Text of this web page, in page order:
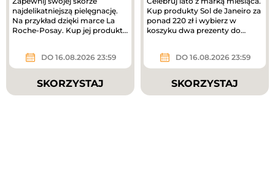
najdelikatniejszą pielęgnację.
Na przykład dzięki marce La
Roche-Posay. Kup jej produkty
DO 16.08.2026 23:59
SKORZYSTAJ
Kup produkty Sol de Janeiro za
ponad 220 zł i wybierz w
koszyku dwa prezenty do
DO 16.08.2026 23:59
SKORZYSTAJ